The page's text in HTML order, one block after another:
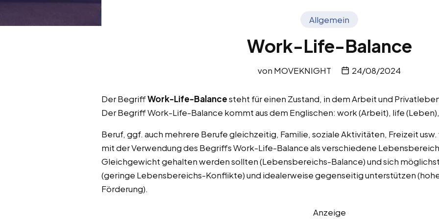
Allgemein
Work-Life-Balance
von MOVEKNIGHT 24/08/2024
Der BegriffWork-Life-Balancesteht für einen Zustand, in dem Arbeit und
Der Begriff Work-Life-Balance kommt aus dem Englischen: work (Arbeit), life
Beruf, ggf. auch mehrere Berufe gleichzeitig, Familie, soziale Aktivitäten, Freizeit
mit der Verwendung des Begriffs Work-Life-Balance als verschiedene
Gleichgewicht gehalten werden sollten (Lebensbereichs-Balance) und sich
(geringe Lebensbereichs-Konflikte) und idealerweise gegenseitig unterstützen
Förderung).
Anzeige